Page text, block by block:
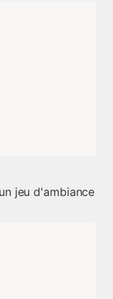
jeu d'ambiance